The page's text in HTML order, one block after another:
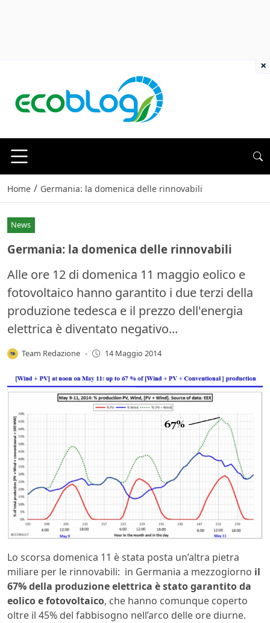
Home / Germania: la domenica delle rinnovabili
News
Germania: la domenica delle rinnovabili
Alle ore 12 di domenica 11 maggio eolico e
fotovoltaico hanno garantito i due terzi della
produzione tedesca e il prezzo dell'energia
elettrica è diventato negativo...
Team Redazione - 14 Maggio 2014
Lo scorsa domenica 11 è stata posta un’altra pietra
miliare per le rinnovabili: in Germania a mezzogiorno il
67% della produzione elettrica è stato garantito da
eolico e fotovoltaico, che hanno comunque coperto
oltre il 45% del fabbisogno nell’arco delle ore diurne.
×